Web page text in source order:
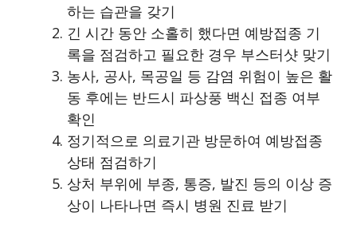
하는 습관을 갖기
긴 시간 동안 소홀히 했다면 예방접종 기
록을 점검하고 필요한 경우 부스터샷 맞기
농사, 공사, 목공일 등 감염 위험이 높은 활
동 후에는 반드시 파상풍 백신 접종 여부
확인
정기적으로 의료기관 방문하여 예방접종
상태 점검하기
상처 부위에 부종, 통증, 발진 등의 이상 증
상이 나타나면 즉시 병원 진료 받기